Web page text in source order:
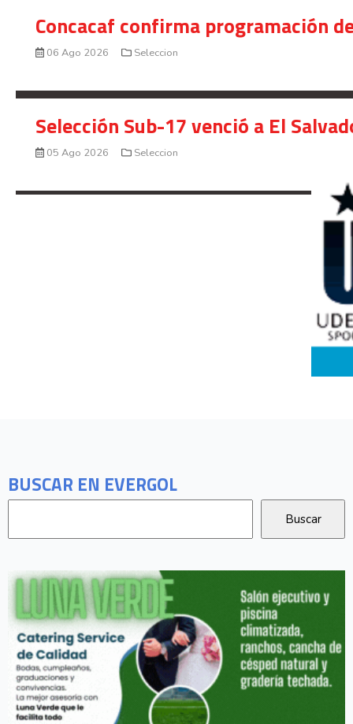
BUSCAR EN EVERGOL
Concacaf confirma programación
06 Ago 2026 Seleccion
Selección Sub-17 venció a El
05 Ago 2026 Seleccion